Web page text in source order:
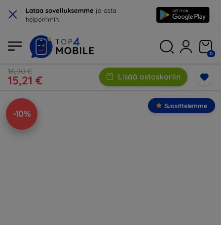
× Lataa sovelluksemme ja osta
helpommin.
0
16,90 €
15,21 € Lisää ostoskoriin
-10%
Suosittelemme